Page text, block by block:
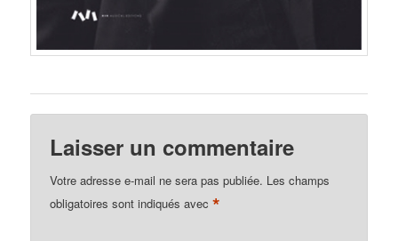
Laisser un commentaire
Votre adresse e-mail ne sera pas publiée. Les champs
obligatoires sont indiqués avec*